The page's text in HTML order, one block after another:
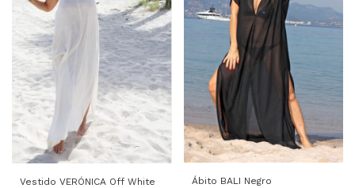
Vestido VERÓNICA Off White
Ábito BALI Negro